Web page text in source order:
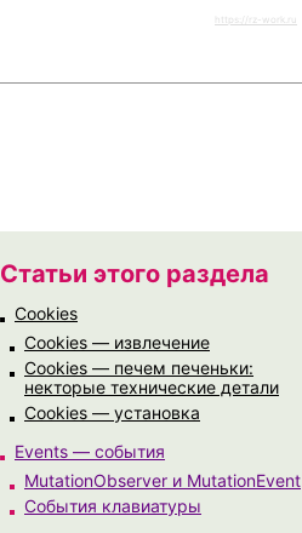
https://rz-work.ru
Статьи этого раздела
Cookies
Cookies — извлечение
Cookies — печем печеньки:
некторые технические детали
Cookies — установка
Events — события
MutationObserver и MutationEvent
События клавиатуры